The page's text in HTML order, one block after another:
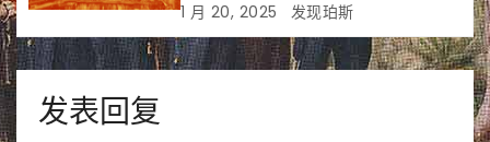
1 月 20, 2025 发现珀斯
发表回复